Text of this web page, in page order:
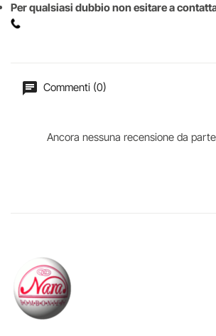
Per qualsiasi dubbio non esitare a
Commenti (0)
Ancora nessuna recensione da